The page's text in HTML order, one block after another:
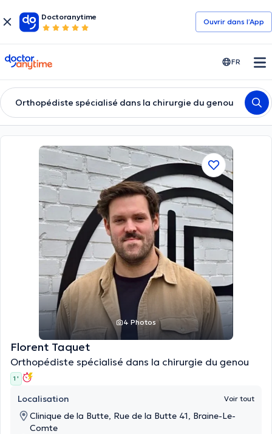
Doctoranytime
Ouvrir dans l’App
doctoranytime FR
Orthopédiste spécialisé dans la chirurgie du genou
4 Photos
Florent Taquet
Orthopédiste spécialisé dans la chirurgie du genou
1 '
Localisation Voir tout
Clinique de la Butte, Rue de la Butte 41, Braine-Le-
Comte